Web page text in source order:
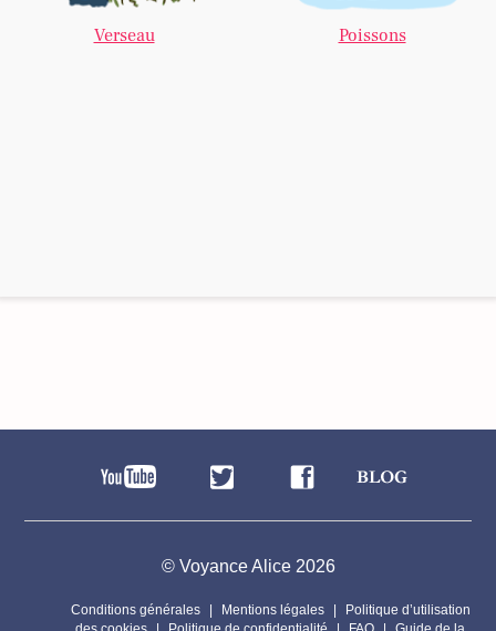
Verseau Poissons
© Voyance Alice 2026
Conditions générales Mentions légales
Politique d’utilisation